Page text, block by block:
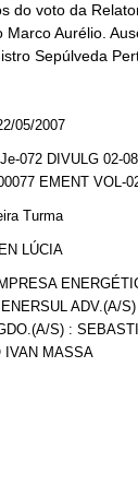
do voto da
Aurélio.
Sepúlveda
05/2007
072 DIVULG 02-
EMENT VOL-
Turma
LÚCIA
ADV.(A/
S) :
IVAN MASSA